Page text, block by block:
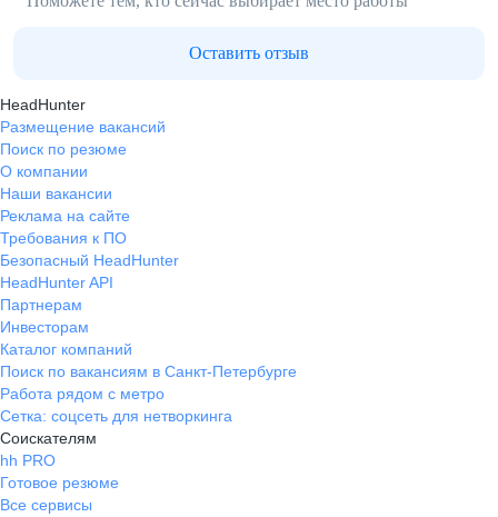
Оставить отзыв
HeadHunter
Размещение вакансий
Поиск по резюме
О компании
Наши вакансии
Реклама на сайте
Требования к ПО
Безопасный HeadHunter
HeadHunter API
Партнерам
Инвесторам
Каталог компаний
Поиск по вакансиям в Санкт-Петербурге
Работа рядом с метро
Сетка: соцсеть для нетворкинга
Соискателям
hh PRO
Готовое резюме
Все сервисы